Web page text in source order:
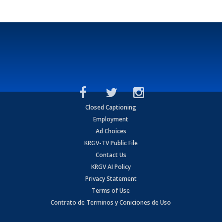
Closed Captioning
Employment
Ad Choices
KRGV-TV Public File
Contact Us
KRGV AI Policy
Privacy Statement
Terms of Use
Contrato de Terminos y Coniciones de Uso